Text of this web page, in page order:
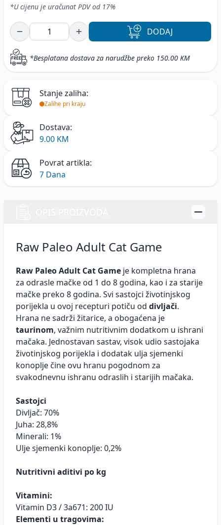
*U cijenu je uračunat PDV od 17%
DODAJ
*Besplatana dostava za narudžbe preko 150.00 KM
Stanje zaliha:
Zalihe pri kraju
Dostava:
9.00 KM
Povrat artikla:
7 Dana
Raw Paleo Adult Cat Game
Raw Paleo Adult Cat Game je kompletna hrana
za odrasle mačke od 1 do 8 godina, kao i za starije
mačke preko 8 godina. Svi sastojci životinjskog
porijekla u ovoj recepturi potiču od divljači.
Hrana ne sadrži žitarice, a obogaćena je
taurinom, važnim nutritivnim dodatkom u ishrani
mačaka. Jednostavan sastav, visok udio sastojaka
životinjskog porijekla i dodatak ulja sjemenki
konoplje čine ovu hranu pogodnom za
svakodnevnu ishranu odraslih i starijih mačaka.
Sastojci
Divljač: 70%
Juha: 28,8%
Minerali: 1%
Ulje sjemenki konoplje: 0,2%
Nutritivni aditivi po kg
Vitamini:
Vitamin D3 / 3a671: 200 IU
Elementi u tragovima: